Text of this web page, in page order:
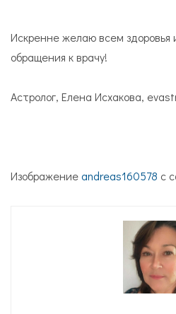
Искренне желаю всем здоровья
обращения к врачу!
Астролог, Елена Исхакова,
Изображение andreas160578 с